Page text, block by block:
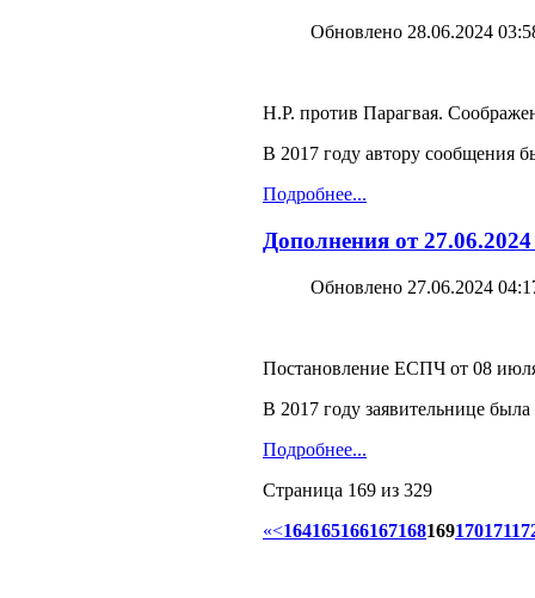
Обновлено 28.06.2024
Н.Р. против Парагвая.
В 2017 году автору сообщения
Подробнее...
Дополнения от
Обновлено 27.06.2024
Постановление ЕСПЧ от 08
В 2017 году заявительнице
Подробнее...
Страница 169 из 329
«<164165166167168169170171